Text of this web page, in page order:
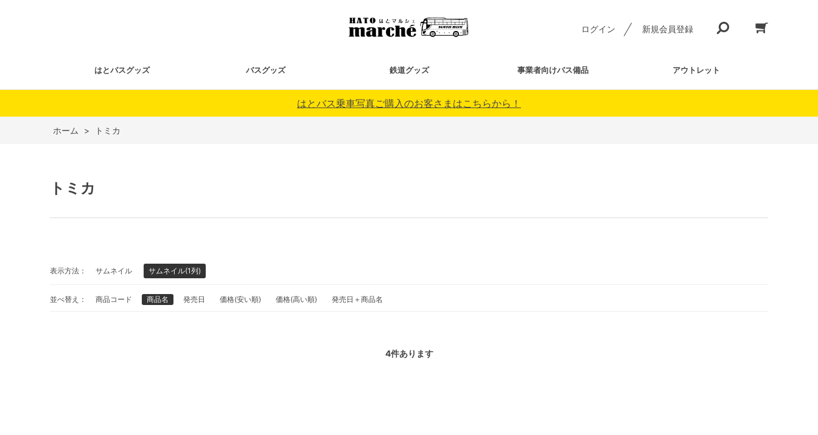
ログイン 新規会員登録
はとバスグッズ バスグッズ 鉄道グッズ 事業者向けバス備品 アウトレット
はとバス乗車写真ご購入のお客さまはこちらから！
ホーム > トミカ
トミカ
表示方法： サムネイル サムネイル(1列)
並べ替え： 商品コード 商品名 発売日 価格(安い順) 価格(高い順) 発売日＋商品名
4件あります